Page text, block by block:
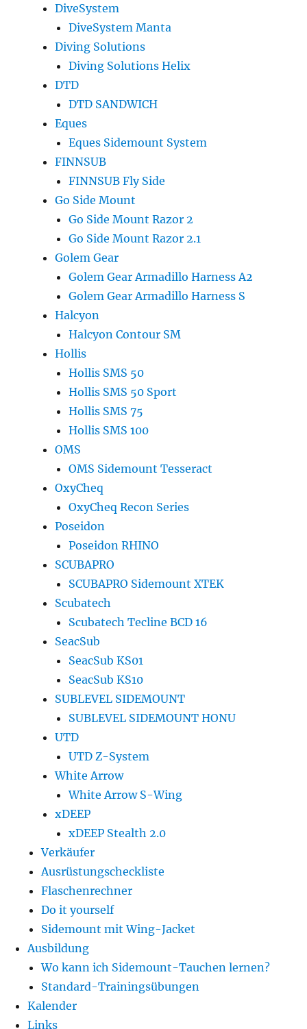
DiveSystem
DiveSystem Manta
Diving Solutions
Diving Solutions Helix
DTD
DTD SANDWICH
Eques
Eques Sidemount System
FINNSUB
FINNSUB Fly Side
Go Side Mount
Go Side Mount Razor 2
Go Side Mount Razor 2.1
Golem Gear
Golem Gear Armadillo Harness A2
Golem Gear Armadillo Harness S
Halcyon
Halcyon Contour SM
Hollis
Hollis SMS 50
Hollis SMS 50 Sport
Hollis SMS 75
Hollis SMS 100
OMS
OMS Sidemount Tesseract
OxyCheq
OxyCheq Recon Series
Poseidon
Poseidon RHINO
SCUBAPRO
SCUBAPRO Sidemount XTEK
Scubatech
Scubatech Tecline BCD 16
SeacSub
SeacSub KS01
SeacSub KS10
SUBLEVEL SIDEMOUNT
SUBLEVEL SIDEMOUNT HONU
UTD
UTD Z-System
White Arrow
White Arrow S-Wing
xDEEP
xDEEP Stealth 2.0
Verkäufer
Ausrüstungscheckliste
Flaschenrechner
Do it yourself
Sidemount mit Wing-Jacket
Ausbildung
Wo kann ich Sidemount-Tauchen lernen?
Standard-Trainingsübungen
Kalender
Links